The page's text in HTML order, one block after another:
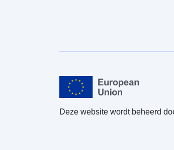
Deze website wordt beheerd